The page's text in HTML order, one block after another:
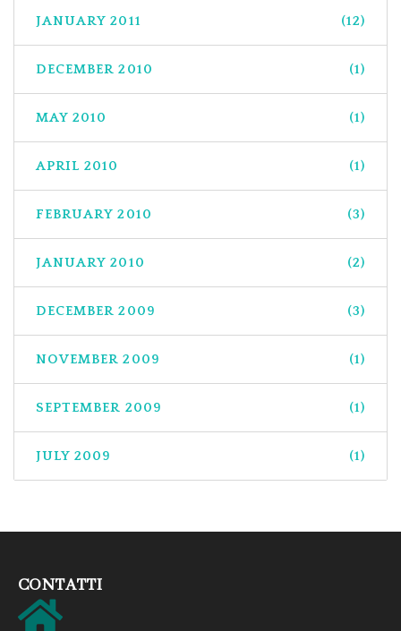
JANUARY 2011 (12)
DECEMBER 2010 (1)
MAY 2010 (1)
APRIL 2010 (1)
FEBRUARY 2010 (3)
JANUARY 2010 (2)
DECEMBER 2009 (3)
NOVEMBER 2009 (1)
SEPTEMBER 2009 (1)
JULY 2009 (1)
CONTATTI